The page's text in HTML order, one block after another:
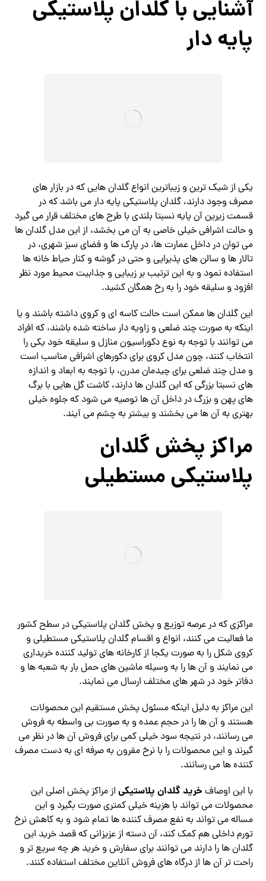
آشنایی با گلدان پلاستیکی
پایه دار
یکی از شیک ترین و زیباترین انواع گلدان هایی که در بازار های
مصرف وجود دارند، گلدان پلاستیکی پایه دار می باشد که در
قسمت زیرین آن پایه نسبتا بلندی با طرح های مختلف قرار می گیرد
و حالت اشرافی خیلی خاصی به آن می بخشد، از این مدل گلدان ها
می توان در داخل عمارت ها، در پارک ها و فضای سبز شهری، در
تالار ها و سالن های پذیرایی و حتی در گوشه و کنار حیاط خانه ها
استفاده نمود و به این ترتیب بر زیبایی و جذابیت محیط مورد نظر
افزود و سلیقه خود را به رخ همگان کشید.
این گلدان ها ممکن است حالت کاسه ای و کروی داشته باشند و یا
اینکه به صورت چند ضلعی و زاویه دار ساخته شده باشند، که افراد
می توانند با توجه به نوع دکوراسیون منازل و سلیقه خود یکی را
انتخاب کنند، چون مدل کروی برای دکورهای اشرافی مناسب است
و مدل چند ضلعی برای چیدمان مدرن، با توجه به ابعاد و اندازه
های نسبتا بزرگی که این گلدان ها دارند، کاشت گل هایی با برگ
های پهن و بزرگ در داخل آن ها توصیه می شود که جلوه خیلی
بهتری به آن ها می بخشند و بیشتر به چشم می آیند.
مراکز پخش گلدان
پلاستیکی مستطیلی
مراکزی که در عرصه توزیع و پخش گلدان پلاستیکی در سطح کشور
ما فعالیت می کنند، انواع و اقسام گلدان پلاستیکی مستطیلی و
کروی شکل را به صورت یکجا از کارخانه های تولید کننده خریداری
می نمایند و آن ها را به وسیله ماشین های حمل بار به شعبه ها و
دفاتر خود در شهر های مختلف ارسال می نمایند.
این مراکز به دلیل اینکه مسئول پخش مستقیم این محصولات
هستند و آن ها را در حجم عمده و به صورت بی واسطه به فروش
می رسانند، در نتیجه سود خیلی کمی برای فروش آن ها در نظر می
گیرند و این محصولات را با نرخ مقرون به صرفه ای به دست مصرف
کننده ها می رسانند.
با این اوصاف خرید گلدان پلاستیکی از مراکز پخش اصلی این
محصولات می تواند با هزینه خیلی کمتری صورت بگیرد و این
مساله می تواند به نفع مصرف کننده ها تمام شود و به کاهش نرخ
تورم داخلی هم کمک کند، آن دسته از عزیزانی که قصد خرید این
گلدان ها را دارند می توانند برای سفارش و خرید هر چه سریع تر و
راحت تر آن ها از درگاه های فروش آنلاین مختلف استفاده کنند.